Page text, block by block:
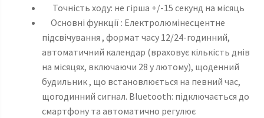
Точність ходу: не гірша +/-15 секунд на місяць
Основні функції : Електролюмінесцентне
підсвічування , формат часу 12/24-годинний,
автоматичний календар (враховує кількість днів
на місяцях, включаючи 28 у лютому), щоденний
будильник , що встановлюється на певний час,
щогодинний сигнал. Bluetooth: підключається до
смартфону та автоматично регулює